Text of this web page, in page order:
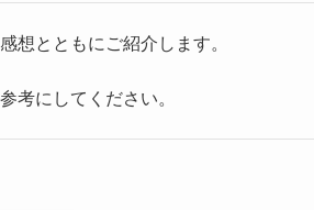
想とともにご紹介します。
考にしてください。